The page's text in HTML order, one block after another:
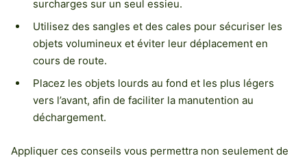
surcharges sur un seul essieu.
Utilisez des sangles et des cales pour sécuriser les
objets volumineux et éviter leur déplacement en
cours de route.
Placez les objets lourds au fond et les plus légers
vers l’avant, afin de faciliter la manutention au
déchargement.
Appliquer ces conseils vous permettra non seulement de